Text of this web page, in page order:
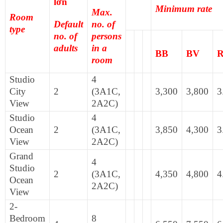
Room
type
Default
no. of
adults
Max.
no. of
persons
in a
room
Minimum rate
BB BV
Studio
City
View
2
4
(3A1C,
2A2C)
3,300 3,800
Studio
Ocean
View
2
4
(3A1C,
2A2C)
3,850 4,300
Grand
Studio
Ocean
View
2
4
(3A1C,
2A2C)
4,350 4,800
2-
Bedroom
8